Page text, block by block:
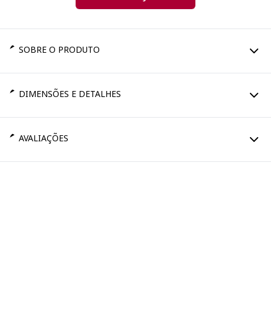
SOBRE O PRODUTO
DIMENSÕES E DETALHES
AVALIAÇÕES